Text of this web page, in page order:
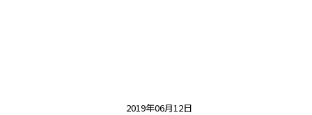
2019年06月12日